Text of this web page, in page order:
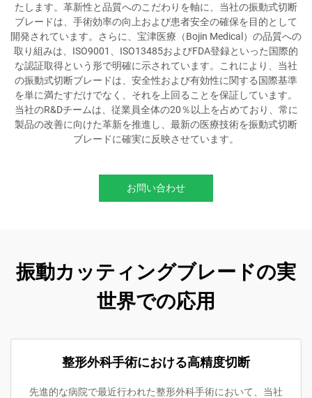
たします。革新性と品質へのこだわりを軸に、当社の振動式切断
ブレードは、手術効率の向上および患者安全の確保を目的として
開発されています。さらに、宝津医療（Bojin Medical）の品質への
取り組みは、ISO9001、ISO13485およびFDA登録といった国際的
な認証取得という形で明確に示されています。これにより、当社
の振動式切断ブレードは、安全性および有効性に関する国際基準
を単に満たすだけでなく、それを上回ることを保証しています。
当社のR&Dチームは、従業員全体の20％以上を占めており、常に
製品の改善に向けた革新を推進し、最新の医療技術を振動式切断
ブレードに確実に反映させています。
お問い合わせ
振動カッティングブレードの実
世界での応用
整形外科手術における高精度切断
先進的な病院で最近行われた整形外科手術において、当社